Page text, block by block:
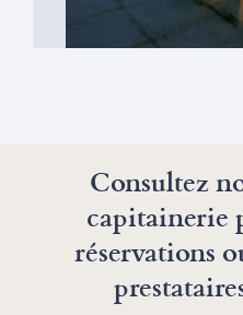
Consultez
capitainerie
réservations